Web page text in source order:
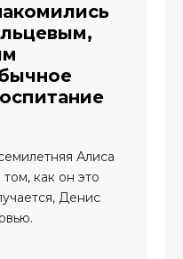
Алиса
как он это
Денис